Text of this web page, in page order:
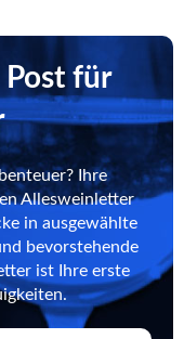
für
Ihre
Allesweinletter
in ausgewählte
bevorstehende
ist Ihre erste